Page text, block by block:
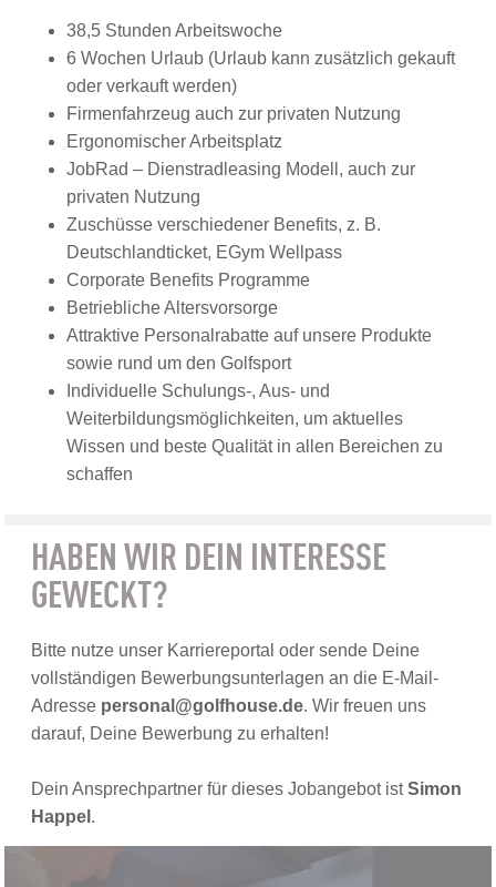
38,5 Stunden Arbeitswoche
6 Wochen Urlaub (Urlaub kann zusätzlich gekauft
oder verkauft werden)
Firmenfahrzeug auch zur privaten Nutzung
Ergonomischer Arbeitsplatz
JobRad – Dienstradleasing Modell, auch zur
privaten Nutzung
Zuschüsse verschiedener Benefits, z. B.
Deutschlandticket, EGym Wellpass
Corporate Benefits Programme
Betriebliche Altersvorsorge
Attraktive Personalrabatte auf unsere Produkte
sowie rund um den Golfsport
Individuelle Schulungs-, Aus- und
Weiterbildungsmöglichkeiten, um aktuelles
Wissen und beste Qualität in allen Bereichen zu
schaffen
HABEN WIR DEIN INTERESSE
GEWECKT?
Bitte nutze unser Karriereportal oder sende Deine
vollständigen Bewerbungsunterlagen an die E-Mail-
Adresse personal@golfhouse.de. Wir freuen uns
darauf, Deine Bewerbung zu erhalten!
Dein Ansprechpartner für dieses Jobangebot istSimon
Happel .